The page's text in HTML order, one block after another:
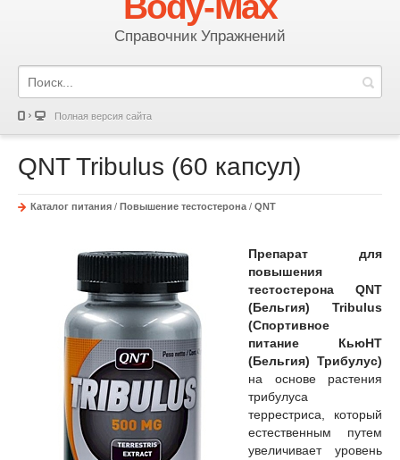
Справочник Упражнений
Полная версия сайта
QNT Tribulus (60 капсул)
Каталог питания / Повышение тестостерона / QNT
Препарат для
повышения
тестостерона QNT
(Бельгия) Tribulus
(Спортивное
питание КьюНТ
(Бельгия) Трибулус)
на основе растения
трибулуса
террестриса, который
естественным путем
увеличивает уровень